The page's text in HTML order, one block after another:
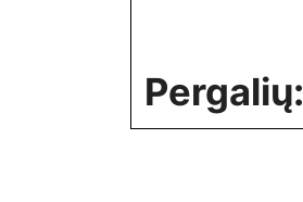
Pergalių: